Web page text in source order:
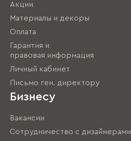
Акции
Материалы и декоры
Оплата
Гарантия и
правовая информация
Личный кабинет
Письмо ген. директору
Бизнесу
Вакансии
Сотрудничество с дизайнерами